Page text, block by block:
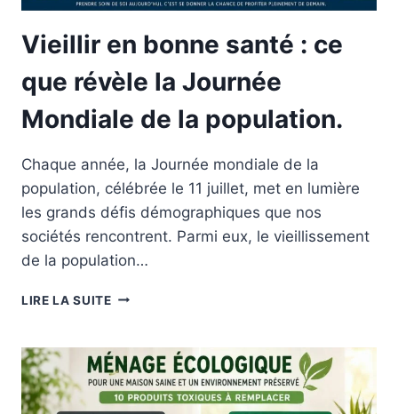
Vieillir en bonne santé : ce
que révèle la Journée
Mondiale de la population.
Chaque année, la Journée mondiale de la
population, célébrée le 11 juillet, met en lumière
les grands défis démographiques que nos
sociétés rencontrent. Parmi eux, le vieillissement
de la population…
LIRE LA SUITEVIEILLIR
SANTÉ
:
CE
QUE